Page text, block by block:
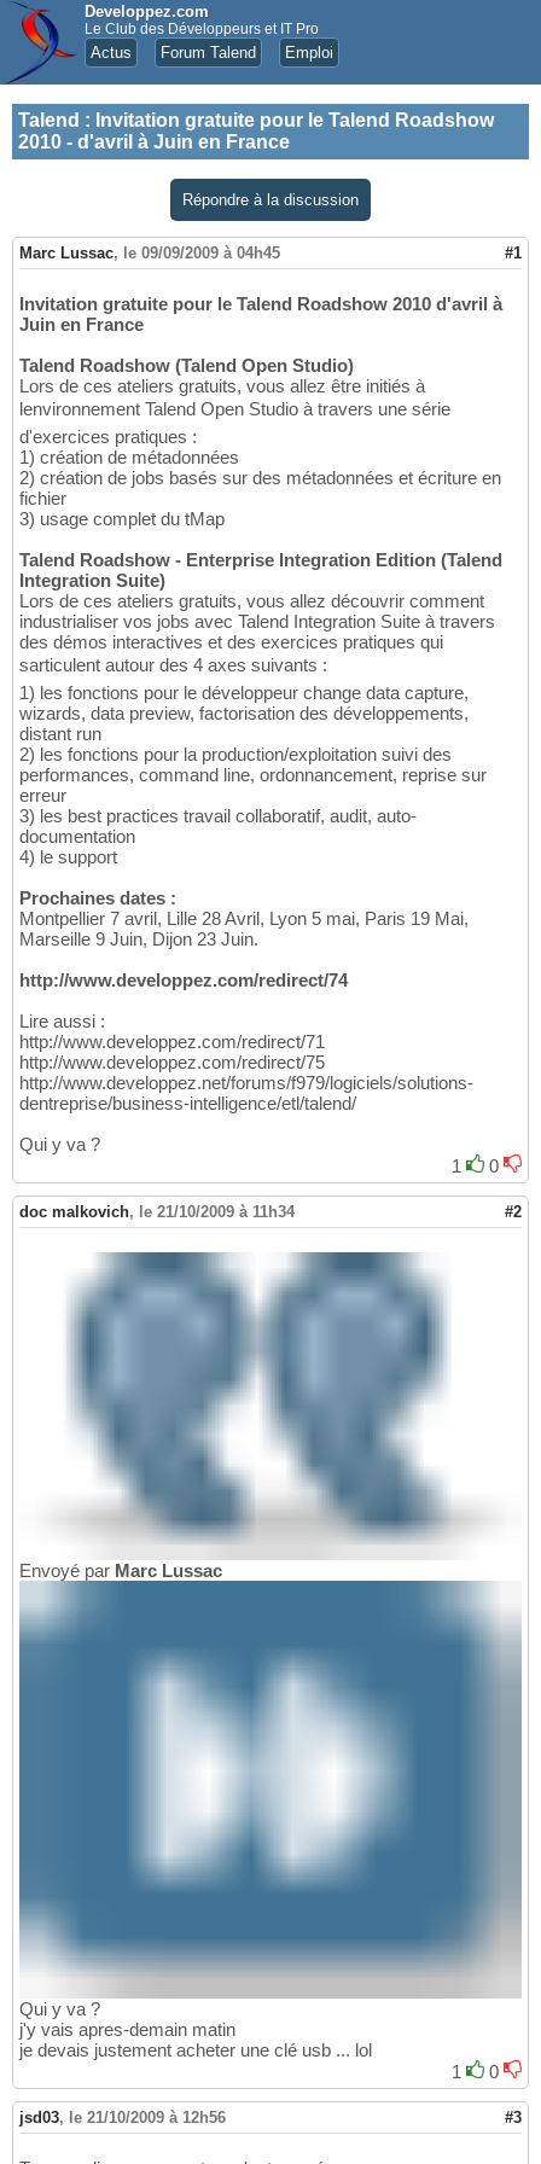
Developpez.com
Le Club des Développeurs et IT Pro
Actus Forum Talend Emploi
Talend : Invitation gratuite pour le Talend Roadshow
2010 - d'avril à Juin en France
Répondre à la discussion
Marc Lussac, le 09/09/2009 à 04h45 #1
Invitation gratuite pour le Talend Roadshow 2010 d'avril à
Juin en France
Talend Roadshow (Talend Open Studio)
Lors de ces ateliers gratuits, vous allez être initiés à
lenvironnement Talend Open Studio à travers une série
d'exercices pratiques :
1) création de métadonnées
2) création de jobs basés sur des métadonnées et écriture en
fichier
3) usage complet du tMap
Talend Roadshow - Enterprise Integration Edition (Talend
Integration Suite)
Lors de ces ateliers gratuits, vous allez découvrir comment
industrialiser vos jobs avec Talend Integration Suite à travers
des démos interactives et des exercices pratiques qui
sarticulent autour des 4 axes suivants :
1) les fonctions pour le développeur change data capture,
wizards, data preview, factorisation des développements,
distant run
2) les fonctions pour la production/exploitation suivi des
performances, command line, ordonnancement, reprise sur
erreur
3) les best practices travail collaboratif, audit, auto-
documentation
4) le support
Prochaines dates :
Montpellier 7 avril, Lille 28 Avril, Lyon 5 mai, Paris 19 Mai,
Marseille 9 Juin, Dijon 23 Juin.
http://www.developpez.com/redirect/74
Lire aussi :
http://www.developpez.com/redirect/71
http://www.developpez.com/redirect/75
http://www.developpez.net/forums/f979/logiciels/solutions-
dentreprise/business-intelligence/etl/talend/
Qui y va ?
1
0
doc malkovich, le 21/10/2009 à 11h34 #2
Envoyé par Marc Lussac
Qui y va ?
j'y vais apres-demain matin
je devais justement acheter une clé usb ... lol
1
0
jsd03, le 21/10/2009 à 12h56 #3